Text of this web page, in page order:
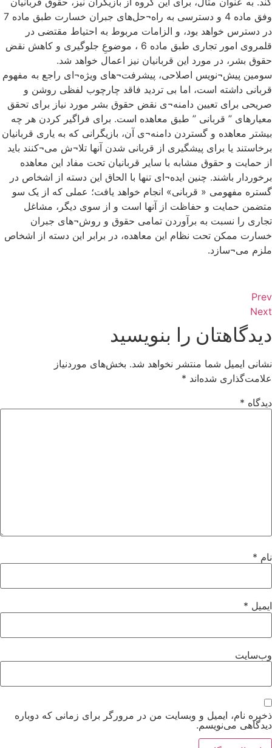
وفق ماده 4 و دسترسی به راه¬حل‌های جبران خسارت طبق ماده 7
در دسترس خواهد بود، و الزامات مربوط به احتیاط مقتضی در
قلمروی امور تجاری طبق ماده 6 ، موضوعِ جلوگیری و کاهش نقض
حقوق بشر، در مورد این قربانیان نیز اعمال خواهد شد.
سومین پیش¬نویس اصلاحی، پیشرفت¬های ویژه¬ای راجع به مفهوم
قربانی داشته است، اما بی تردید فاقد چارچوب لفظی روشن و
صریحی برای تعیین دامنه¬ی نقض حقوق بشر مورد نیاز برای تحقق
معیارهای ” قربانی ” طبق معاهده است. برای فراگیر کردن هر چه
بیشتر معاهده و گستردن دامنه¬ی آن، بازیگرانی که به یاری قربانیان
برخاستند یا برای پیشگیری از قربانی شدن آنها تلا¬ش می¬کنند باید
از حمایت و حقوق مشابه با سایر قربانیان تحت مفاد این معاهده
برخوردار باشند. چنین ایده¬ای تنها با الحاق این دسته از اشخاص در
گستره مفهومی « قربانی» انجام خواهد یافت؛ عملی که از یک سو
متضمن حمایت و حفاظت از آنها است و از سوی دیگر، مشاغل
تجاری را نسبت به برآوردن تمامی حقوق و روش¬های جبران
خسارت ممکن تحت نظام این معاهده، در برابر این دسته از اشخاص
ملزم می¬سازد.
Prev
Next
دیدگاهتان را بنویسید
نشانی ایمیل شما منتشر نخواهد شد. بخش‌های موردنیاز
علامت‌گذاری شده‌اند *
دیدگاه *
نام *
ایمیل *
وب‌سایت
ذخیره نام، ایمیل و وبسایت من در مرورگر برای زمانی که دوباره
دیدگاهی می‌نویسم.